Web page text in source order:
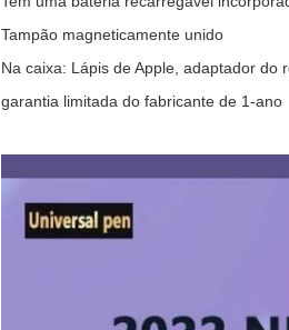
Tampão magneticamente unido
Na caixa: Lápis de Apple, adaptador do
garantia limitada do fabricante de 1-ano